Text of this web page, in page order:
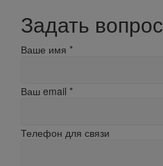
Задать вопрос
Ваше имя *
Ваш email *
Телефон для связи